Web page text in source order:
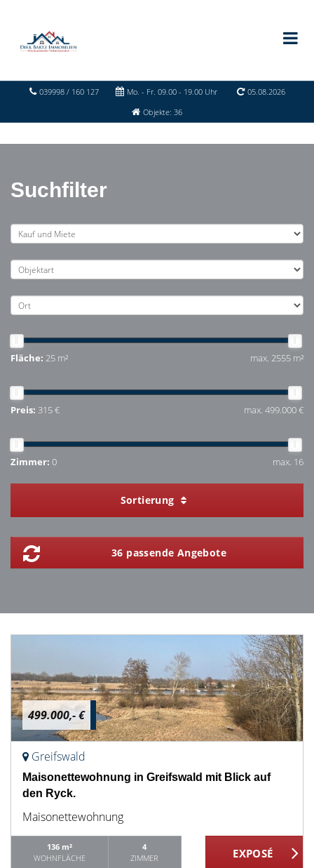
039998 / 160 127 Mo. - Fr. 09.00 - 19.00 Uhr
05.08.2026
Objekte: 36
Suchfilter
Fläche: 25 m² max. 2555 m²
Preis: 315 € max. 499.000 €
Zimmer: 0 max. 16
Sortierung
36 passende Angebote
499.000,- €
Greifswald
Maisonettewohnung in Greifswald mit Blick auf
den Ryck.
Maisonettewohnung
136 m²
WOHNFLÄCHE
4
ZIMMER